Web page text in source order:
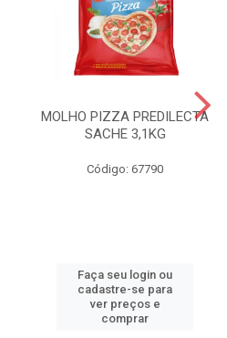
MOLHO PIZZA PREDILECTA
SACHE 3,1KG
Código: 67790
Faça seu login ou
cadastre-se para
ver preços e
comprar